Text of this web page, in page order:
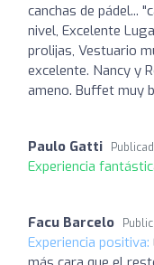
canchas de pádel...
nivel, Excelente
prolijas, Vestuario
excelente. Nancy y
ameno. Buffet muy
Paulo Gatti
Experiencia
Facu Barcelo
Experiencia positiva: